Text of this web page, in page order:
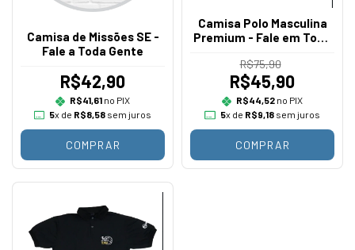
Camisa de Missões SE -
Fale a Toda Gente
R$42,90
R$41,61 no PIX
5x de R$8,58 sem juros
COMPRAR
Camisa Polo Masculina
Premium - Fale em Todo
R$75,90
R$45,90
R$44,52 no PIX
5x de R$9,18sem juros
COMPRAR